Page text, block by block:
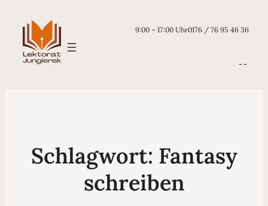
9:00 – 17:00 Uhr0176 / 76 95 46 36
Schlagwort: Fantasy
schreiben